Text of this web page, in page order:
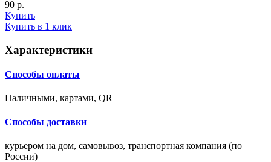
90 р.
Купить
Купить в 1 клик
Характеристики
Способы оплаты
Наличными, картами, QR
Способы доставки
курьером на дом, самовывоз, транспортная компания (по
России)